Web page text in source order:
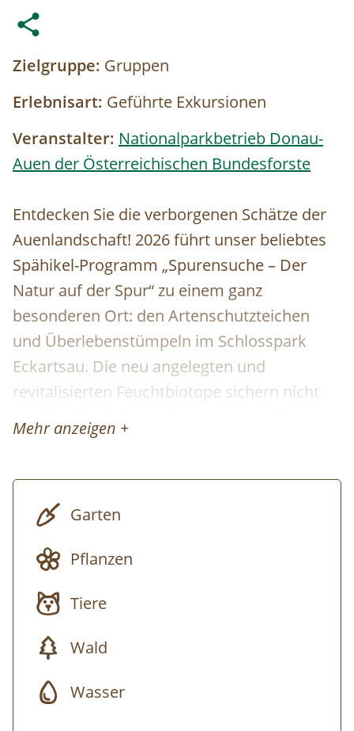
Zielgruppe: Gruppen
Erlebnisart: Geführte Exkursionen
Veranstalter: Nationalparkbetrieb Donau-
Auen der Österreichischen Bundesforste
Entdecken Sie die verborgenen Schätze der
Auenlandschaft! 2026 führt unser beliebtes
Spähikel-Programm „Spurensuche – Der
Natur auf der Spur“ zu einem ganz
besonderen Ort: den Artenschutzteichen
und Überlebenstümpeln im Schlosspark
Eckartsau. Die neu angelegten und
revitalisierten Feuchtbiotope sichern nicht
nur das Überleben seltener aquatischer
Arten, sondern stärken das gesamte
Erleben Sie hautnah, wie Artenschutz im
Nationalpark Donau-Auen funktioniert. Die
Anzuchtbecken simulieren naturnahe
Lebensräume für gefährdete Organismen.
Drei Leitarten stehen dabei im Fokus:
Aussterben bedrohter Fisch der spannende
Mehr anzeigen +
Garten
Pflanzen
Tiere
Wald
Wasser